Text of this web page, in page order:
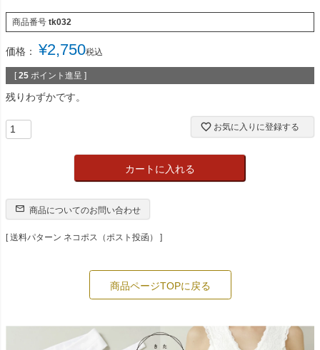
商品番号 tk032
価格： ¥2,750税込
[ 25 ポイント進呈 ]
残りわずかです。
お気に入りに登録する
カートに入れる
商品についてのお問い合わせ
送料パターン ネコポス（ポスト投函）
商品ページTOPに戻る